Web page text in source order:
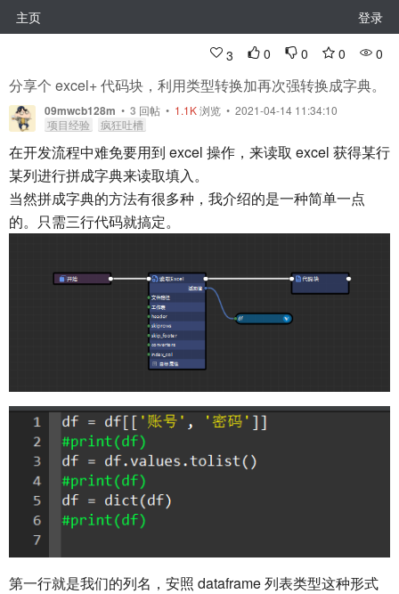
主页 登录
3 0 0 0 0
分享个 excel+ 代码块，利用类型转换加再次强转换成字典。
09mwcb128m • 3 回帖 • 1.1K浏览 • 2021-04-14 11:34:10
项目经验
疯狂吐槽
在开发流程中难免要用到 excel 操作，来读取 excel 获得某行
某列进行拼成字典来读取填入。
当然拼成字典的方法有很多种，我介绍的是一种简单一点
的。只需三行代码就搞定。
第一行就是我们的列名，安照 dataframe 列表类型这种形式